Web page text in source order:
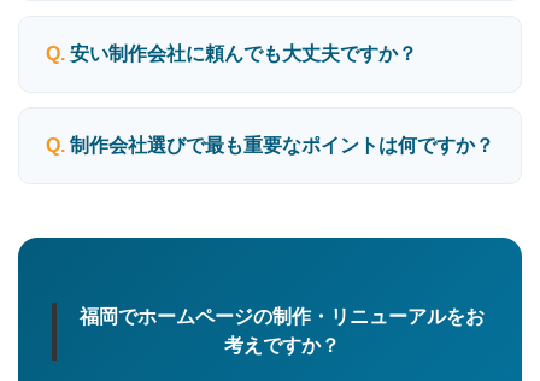
安い制作会社に頼んでも大丈夫ですか？
制作会社選びで最も重要なポイントは何ですか？
福岡でホームページの制作・リニューアルをお
考えですか？